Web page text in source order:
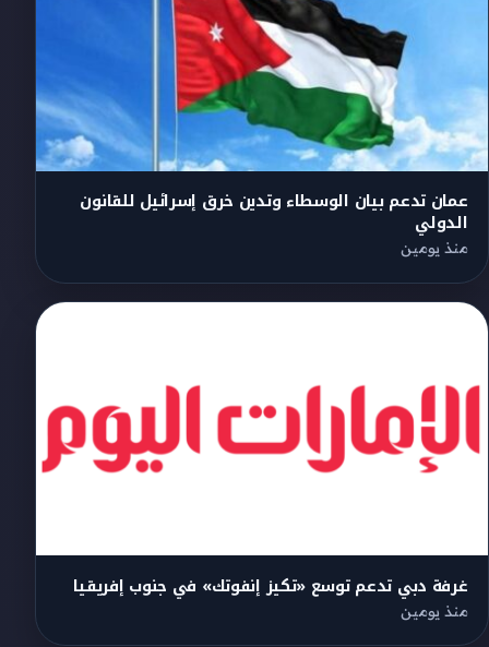
عمان تدعم بيان الوسطاء وتدين خرق إسرائيل للقانون
الدولي
منذ يومين
غرفة دبي تدعم توسع «تكيز إنفوتك» في جنوب إفريقيا
منذ يومين